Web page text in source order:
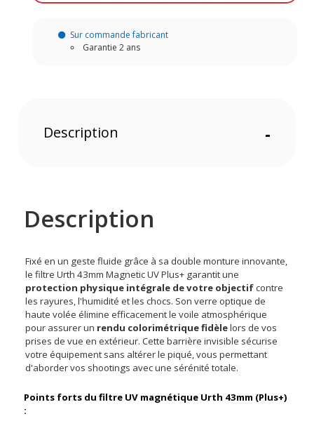
Sur commande fabricant
Garantie 2 ans
Description -
Description
Fixé en un geste fluide grâce à sa double monture innovante,
le filtre Urth 43mm Magnetic UV Plus+ garantit une
protection physique intégrale de votre objectifcontre
les rayures, l'humidité et les chocs. Son verre optique de
haute volée élimine efficacement le voile atmosphérique
pour assurer un rendu colorimétrique fidèlelors de vos
prises de vue en extérieur. Cette barrière invisible sécurise
votre équipement sans altérer le piqué, vous permettant
d'aborder vos shootings avec une sérénité totale.
Points forts du filtre UV magnétique Urth 43mm (Plus+)
: